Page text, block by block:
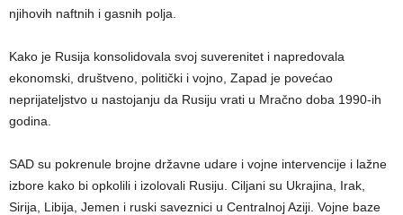
njihovih naftnih i gasnih polja.
Kako je Rusija konsolidovala svoj suverenitet i napredovala
ekonomski, društveno, politički i vojno, Zapad je povećao
neprijateljstvo u nastojanju da Rusiju vrati u Mračno doba 1990-ih
godina.
SAD su pokrenule brojne državne udare i vojne intervencije i lažne
izbore kako bi opkolili i izolovali Rusiju. Ciljani su Ukrajina, Irak,
Sirija, Libija, Jemen i ruski saveznici u Centralnoj Aziji. Vojne baze